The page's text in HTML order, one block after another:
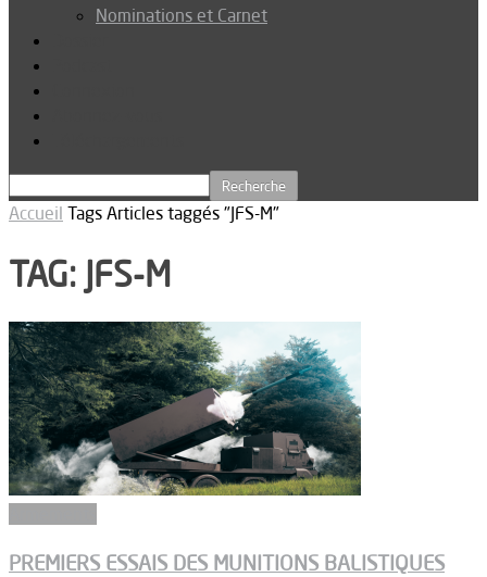
Nominations et Carnet
Accueil Tags Articles taggés "JFS-M"
TAG: JFS-M
PREMIERS ESSAIS DES MUNITIONS BALISTIQUES